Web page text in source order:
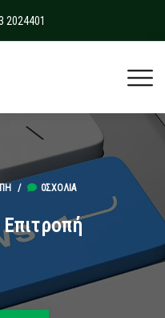
2024401
/ 0ΣΧΌΛΙΑ